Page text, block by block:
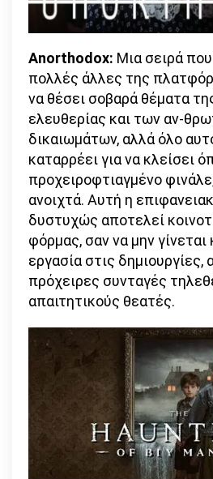
Anorthodox: Μια σειρά που
πολλές άλλες της
να θέσει σοβαρά θέματα
ελευθερίας και των αν-
δικαιωμάτων, αλλά όλο
καταρρέει για να κλείσει
προχειροφτιαγμένο
ανοιχτά. Αυτή η
δυστυχώς αποτελεί
φόρμας, σαν να μην
εργασία στις δημιουργίες,
πρόχειρες συνταγές
απαιτητικούς θεατές.